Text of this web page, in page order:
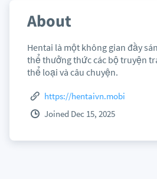
About
Hentai là một không gian đầy
thể thưởng thức các bộ truyện
thể loại và câu chuyện.
https://hentaivn.mobi
Joined Dec 15, 2025